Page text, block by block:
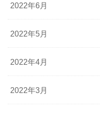
2022年6月
2022年5月
2022年4月
2022年3月